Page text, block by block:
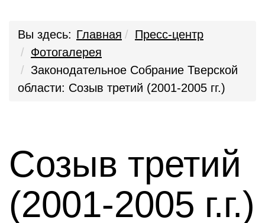
Вы здесь: Главная
Пресс-центр
Фотогалерея
Законодательное Собрание Тверской
области: Созыв третий (2001-2005 гг.)
Созыв третий
(2001-2005 г.г.)